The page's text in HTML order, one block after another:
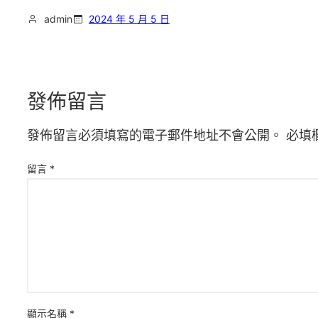
admin 2024 年 5 月 5 日
發佈留言
發佈留言必須填寫的電子郵件地址不會公開。 必填
留言 *
顯示名稱 *